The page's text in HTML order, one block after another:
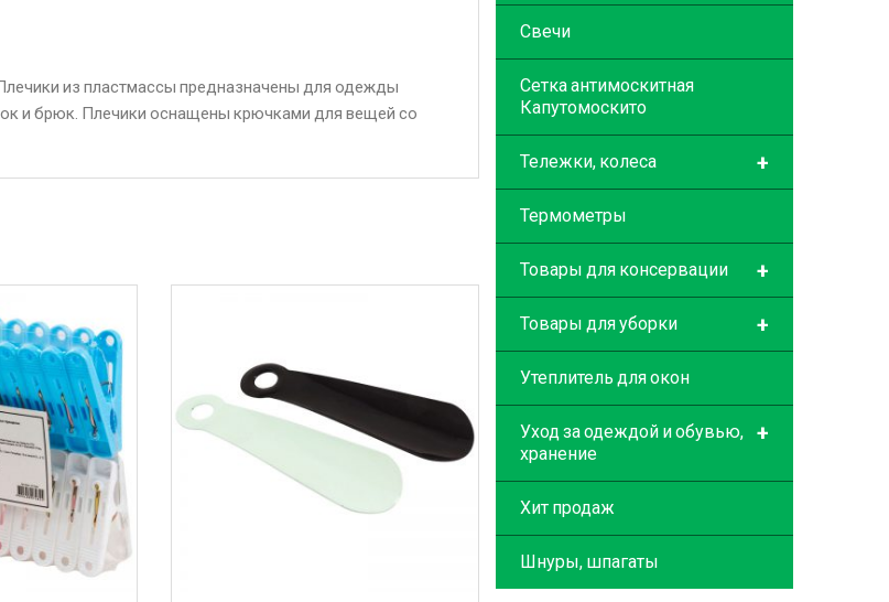
из пластмассы предназначены для одежды
и брюк. Плечики оснащены крючками для вещей со
Свечи
Сетка антимоскитная
Капутомоскито
+
Тележки, колеса
Термометры
+
Товары для консервации
+
Товары для уборки
Утеплитель для окон
+
Уход за одеждой и обувью,
хранение
Хит продаж
Шнуры, шпагаты